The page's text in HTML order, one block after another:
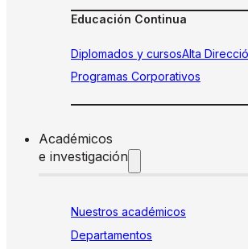
Educación Continua
Diplomados y cursosAlta
Programas Corporativos
Académicos
e investigación
Nuestros académicos
Departamentos